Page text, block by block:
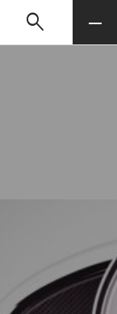
Söksearch Meny